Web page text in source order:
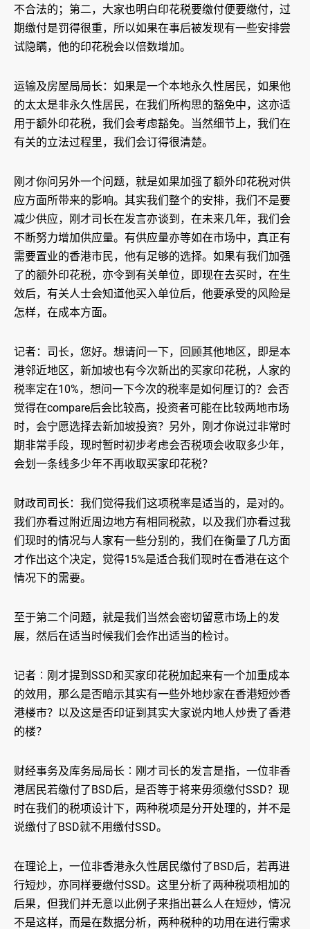
不合法的；第二，大家也明白印花税要缴付便要缴付，过
期缴付是罚得很重，所以如果在事后被发现有一些安排尝
试隐瞒，他的印花税会以倍数增加。
运输及房屋局局长：如果是一个本地永久性居民，如果他
的太太是非永久性居民，在我们所构思的豁免中，这亦适
用于额外印花税，我们会考虑豁免。当然细节上，我们在
有关的立法过程里，我们会订得很清楚。
刚才你问另外一个问题，就是如果加强了额外印花税对供
应方面所带来的影响。其实我们整个的安排，我们不是要
减少供应，刚才司长在发言亦谈到，在未来几年，我们会
不断努力增加供应量。有供应量亦等如在市场中，真正有
需要置业的香港市民，他有足够的选择。如果有我们加强
了的额外印花税，亦令到有关单位，即现在去买时，在生
效后，有关人士会知道他买入单位后，他要承受的风险是
怎样，在成本方面。
记者：司长，您好。想请问一下，回顾其他地区，即是本
港邻近地区，新加坡也有今次新出的买家印花税，人家的
税率定在10%，想问一下今次的税率是如何厘订的？会否
觉得在compare后会比较高，投资者可能在比较两地市场
时，会宁愿选择去新加坡投资？另外，刚才你说过非常时
期非常手段，现时暂时初步考虑会否税项会收取多少年，
会划一条线多少年不再收取买家印花税？
财政司司长：我们觉得我们这项税率是适当的，是对的。
我们亦看过附近周边地方有相同税款，以及我们亦看过我
们现时的情况与人家有一些分别的，我们在衡量了几方面
才作出这个决定，觉得15%是适合我们现时在香港在这个
情况下的需要。
至于第二个问题，就是我们当然会密切留意市场上的发
展，然后在适当时候我们会作出适当的检讨。
记者︰刚才提到SSD和买家印花税加起来有一个加重成本
的效用，那么是否暗示其实有一些外地炒家在香港短炒香
港楼市？以及这是否印证到其实大家说内地人炒贵了香港
的楼？
财经事务及库务局局长︰刚才司长的发言是指，一位非香
港居民若缴付了BSD后，是否等于将来毋须缴付SSD？现
时在我们的税项设计下，两种税项是分开处理的，并不是
说缴付了BSD就不用缴付SSD。
在理论上，一位非香港永久性居民缴付了BSD后，若再进
行短炒，亦同样要缴付SSD。这里分析了两种税项相加的
后果，但我们并无意以此例子来指出甚么人在短炒，情况
不是这样，而是在数据分析，两种税种的功用在进行需求